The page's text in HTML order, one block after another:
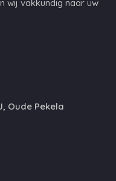
wij vakkundig naar uw
Oude Pekela